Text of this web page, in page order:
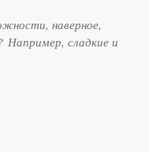
наверное,
сладкие и